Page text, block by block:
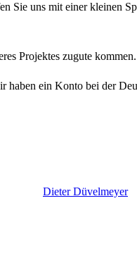
Sie uns mit einer kleinen
Projektes zugute
haben ein Konto bei der
Dieter Düvelmeyer